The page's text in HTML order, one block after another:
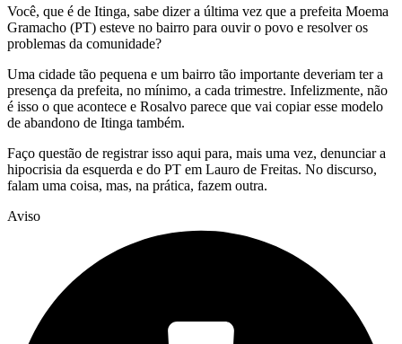
Você, que é de Itinga, sabe dizer a última vez que a prefeita Moema
Gramacho (PT) esteve no bairro para ouvir o povo e resolver os
problemas da comunidade?
Uma cidade tão pequena e um bairro tão importante deveriam ter a
presença da prefeita, no mínimo, a cada trimestre. Infelizmente, não
é isso o que acontece e Rosalvo parece que vai copiar esse modelo
de abandono de Itinga também.
Faço questão de registrar isso aqui para, mais uma vez, denunciar a
hipocrisia da esquerda e do PT em Lauro de Freitas. No discurso,
falam uma coisa, mas, na prática, fazem outra.
Aviso